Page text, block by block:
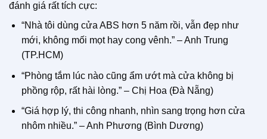
đánh giá rất tích cực:
“Nhà tôi dùng cửa ABS hơn 5 năm rồi, vẫn đẹp như
mới, không mối mọt hay cong vênh.” – Anh Trung
(TP.HCM)
“Phòng tắm lúc nào cũng ẩm ướt mà cửa không bị
phồng rộp, rất hài lòng.” – Chị Hoa (Đà Nẵng)
“Giá hợp lý, thi công nhanh, nhìn sang trọng hơn cửa
nhôm nhiều.” – Anh Phương (Bình Dương)